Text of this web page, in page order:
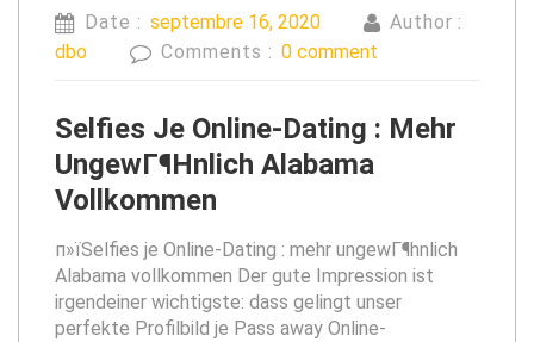
Date : septembre 16, 2020
Author :
dbo
Comments : 0 comment
Selfies Je Online-Dating : Mehr
UngewГ¶hnlich Alabama
Vollkommen
п»їSelfies je Online-Dating : mehr ungewГ¶hnlich
Alabama vollkommen Der gute Impression ist
irgendeiner wichtigste: dass gelingt unser
perfekte Profilbild je Pass away Online-